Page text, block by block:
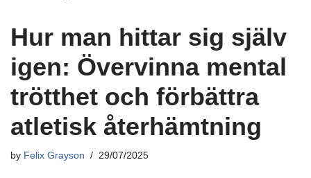
Hur man hittar sig själv
igen: Övervinna mental
trötthet och förbättra
atletisk återhämtning
by Felix Grayson 29/07/2025